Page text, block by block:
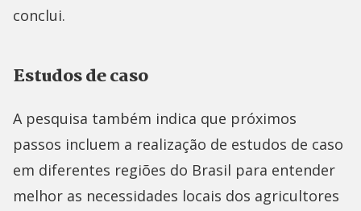
conclui.
Estudos de caso
A pesquisa também indica que próximos
passos incluem a realização de estudos de caso
em diferentes regiões do Brasil para entender
melhor as necessidades locais dos agricultores